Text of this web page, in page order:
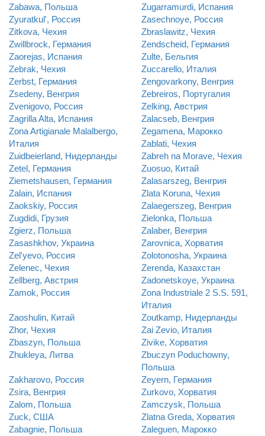
Zabawa, Польша
Zugarramurdi, Испания
Zyuratkul', Россия
Zasechnoye, Россия
Zitkova, Чехия
Zbraslawitz, Чехия
Zwillbrock, Германия
Zendscheid, Германия
Zaorejas, Испания
Zulte, Бельгия
Zebrak, Чехия
Zuccarello, Италия
Zerbst, Германия
Zengovarkony, Венгрия
Zsedeny, Венгрия
Zebreiros, Португалия
Zvenigovo, Россия
Zelking, Австрия
Zagrilla Alta, Испания
Zalacseb, Венгрия
Zona Artigianale Malalbergo,
Италия
Zegamena, Марокко
Zablati, Чехия
Zuidbeierland, Нидерланды
Zabreh na Morave, Чехия
Zetel, Германия
Zuosuo, Китай
Ziemetshausen, Германия
Zalasarszeg, Венгрия
Zalain, Испания
Zlata Koruna, Чехия
Zaokskiy, Россия
Zalaegerszeg, Венгрия
Zugdidi, Грузия
Zielonka, Польша
Zgierz, Польша
Zalaber, Венгрия
Zasashkhov, Украина
Zarovnica, Хорватия
Zel'yevo, Россия
Zolotonosha, Украина
Zelenec, Чехия
Zerenda, Казахстан
Zellberg, Австрия
Zadonetskoye, Украина
Zamok, Россия
Zona Industriale 2 S.S. 591,
Италия
Zaoshulin, Китай
Zoutkamp, Нидерланды
Zhor, Чехия
Zai Zevio, Италия
Zbaszyn, Польша
Zivike, Хорватия
Zhukleya, Литва
Zbuczyn Poduchowny,
Польша
Zakharovo, Россия
Zeyern, Германия
Zsira, Венгрия
Zurkovo, Хорватия
Zalom, Польша
Zamczysk, Польша
Zuck, США
Zlatna Greda, Хорватия
Zabagnie, Польша
Zaleguen, Марокко